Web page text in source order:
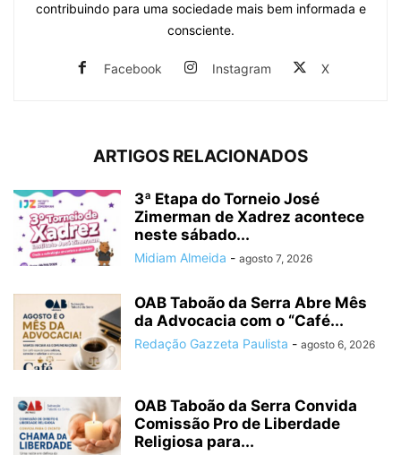
contribuindo para uma sociedade mais bem informada e
consciente.
Facebook Instagram X
ARTIGOS RELACIONADOS
3ª Etapa do Torneio José
Zimerman de Xadrez acontece
neste sábado...
Midiam Almeida - agosto 7, 2026
OAB Taboão da Serra Abre Mês
da Advocacia com o “Café...
Redação Gazzeta Paulista - agosto 6, 2026
OAB Taboão da Serra Convida
Comissão Pro de Liberdade
Religiosa para...